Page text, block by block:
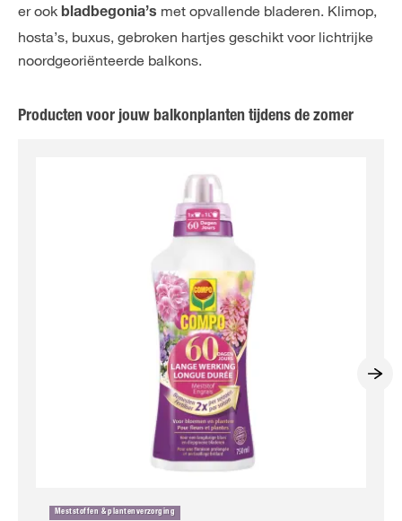
er ook bladbegonia’s met opvallende bladeren. Klimop,
hosta’s, buxus, gebroken hartjes geschikt voor lichtrijke
noordgeoriënteerde balkons.
Producten voor jouw balkonplanten tijdens de zomer
Meststoffen & plantenverzorging